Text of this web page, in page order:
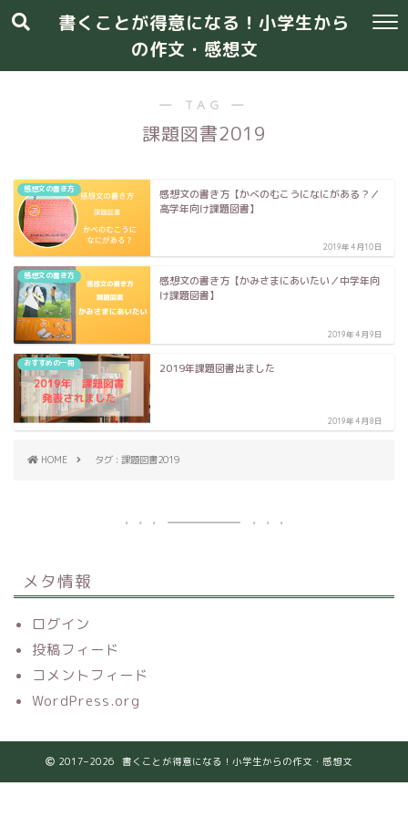
書くことが得意になる！小学生から
の作文・感想文
― TAG ―
課題図書2019
感想文の書き方
感想文の書き方【かべのむこうになにがある？／
高学年向け課題図書】
2019年4月10日
感想文の書き方
感想文の書き方【かみさまにあいたい／中学年向
け課題図書】
2019年4月9日
おすすめの一冊 2019年課題図書出ました
2019年4月8日
HOME タグ : 課題図書2019
メタ情報
ログイン
投稿フィード
コメントフィード
WordPress.org
2017–2026 書くことが得意になる！小学生からの作文・感想文